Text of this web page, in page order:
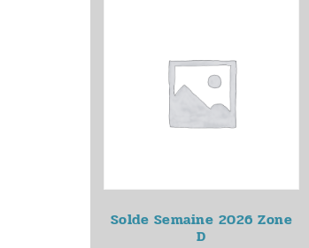
Solde Semaine 2026Zone
D